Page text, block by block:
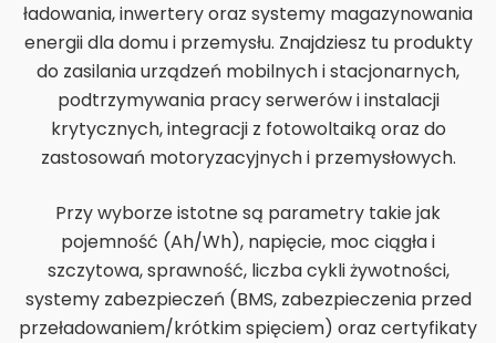
ładowania, inwertery oraz systemy magazynowania
energii dla domu i przemysłu. Znajdziesz tu produkty
do zasilania urządzeń mobilnych i stacjonarnych,
podtrzymywania pracy serwerów i instalacji
krytycznych, integracji z fotowoltaiką oraz do
zastosowań motoryzacyjnych i przemysłowych.
Przy wyborze istotne są parametry takie jak
pojemność (Ah/Wh), napięcie, moc ciągła i
szczytowa, sprawność, liczba cykli żywotności,
systemy zabezpieczeń (BMS, zabezpieczenia przed
przeładowaniem/krótkim spięciem) oraz certyfikaty